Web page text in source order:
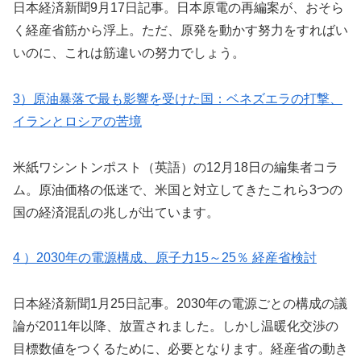
日本経済新聞9月17日記事。日本原電の再編案が、おそら
く経産省筋から浮上。ただ、原発を動かす努力をすればい
いのに、これは筋違いの努力でしょう。
3）原油暴落で最も影響を受けた国：ベネズエラの打撃、
イランとロシアの苦境
米紙ワシントンポスト（英語）の12月18日の編集者コラ
ム。原油価格の低迷で、米国と対立してきたこれら3つの
国の経済混乱の兆しが出ています。
4 ）2030年の電源構成、原子力15～25％ 経産省検討
日本経済新聞1月25日記事。2030年の電源ごとの構成の議
論が2011年以降、放置されました。しかし温暖化交渉の
目標数値をつくるために、必要となります。経産省の動き